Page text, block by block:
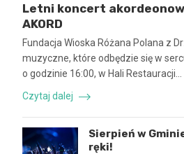
Letni koncert
AKORD
Fundacja Wioska Różana Polana z
muzyczne, które odbędzie się w
o godzinie 16:00, w Hali Restauracji…
Czytaj dalej
Sierpień w
ręki!